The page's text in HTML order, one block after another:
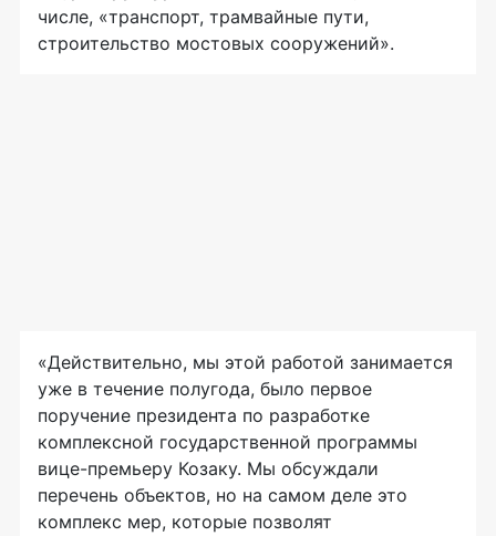
числе, «транспорт, трамвайные пути,
строительство мостовых сооружений».
«Действительно, мы этой работой занимается
уже в течение полугода, было первое
поручение президента по разработке
комплексной государственной программы
вице-премьеру Козаку. Мы обсуждали
перечень объектов, но на самом деле это
комплекс мер, которые позволят